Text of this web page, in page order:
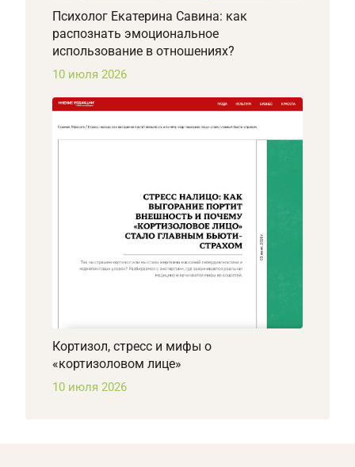
Психолог Екатерина Савина: как
распознать эмоциональное
использование в отношениях?
10 июля 2026
Кортизол, стресс и мифы о
«кортизоловом лице»
10 июля 2026